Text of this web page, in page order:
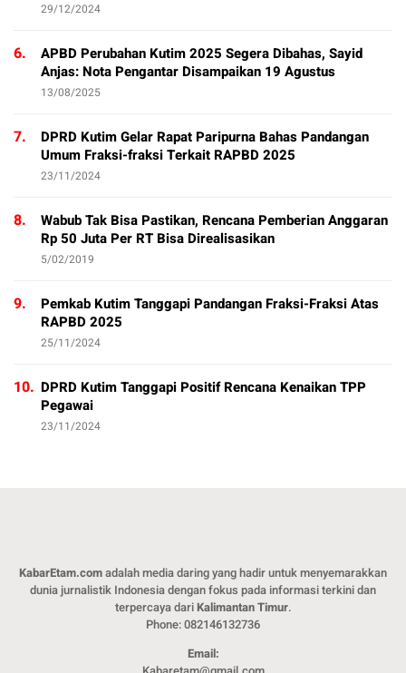
29/12/2024
6.
APBD Perubahan Kutim 2025 Segera Dibahas, Sayid
Anjas: Nota Pengantar Disampaikan 19 Agustus
13/08/2025
7.
DPRD Kutim Gelar Rapat Paripurna Bahas Pandangan
Umum Fraksi-fraksi Terkait RAPBD 2025
23/11/2024
8.
Wabub Tak Bisa Pastikan, Rencana Pemberian Anggaran
Rp 50 Juta Per RT Bisa Direalisasikan
5/02/2019
9.
Pemkab Kutim Tanggapi Pandangan Fraksi-Fraksi Atas
RAPBD 2025
25/11/2024
10. DPRD Kutim Tanggapi Positif Rencana Kenaikan TPP
Pegawai
23/11/2024
KabarEtam.comadalah media daring yang hadir untuk menyemarakkan
dunia jurnalistik Indonesia dengan fokus pada informasi terkini dan
terpercaya dariKalimantan Timur.
Phone: 082146132736
Email: